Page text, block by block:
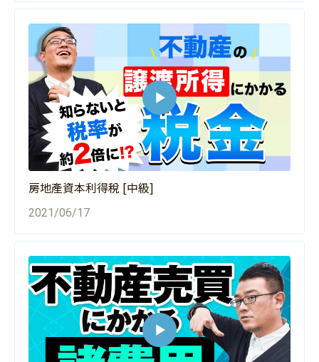
房地產資本利得稅 [中級]
2021/06/17